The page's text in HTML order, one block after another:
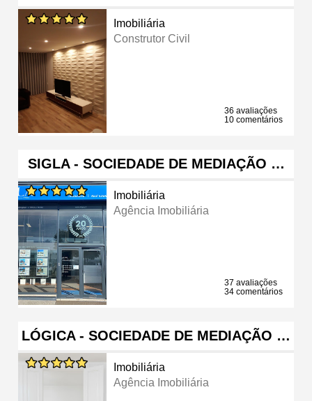
Imobiliária
Construtor Civil
36 avaliações
10 comentários
SIGLA - SOCIEDADE DE MEDIAÇÃO …
Imobiliária
Agência Imobiliária
37 avaliações
34 comentários
LÓGICA - SOCIEDADE DE MEDIAÇÃO …
Imobiliária
Agência Imobiliária